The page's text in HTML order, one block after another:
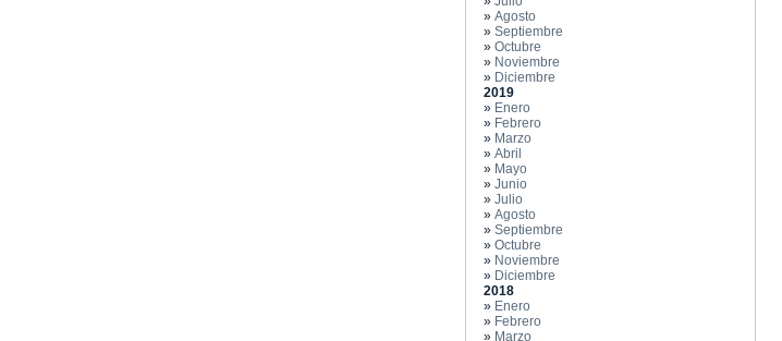
» Agosto
» Septiembre
» Octubre
» Noviembre
» Diciembre
2019
» Enero
» Febrero
» Marzo
» Abril
» Mayo
» Junio
» Julio
» Agosto
» Septiembre
» Octubre
» Noviembre
» Diciembre
2018
» Enero
» Febrero
» Marzo